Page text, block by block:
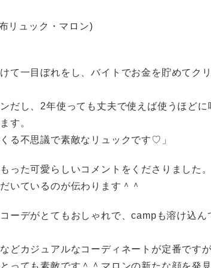
リュック・マロン)
て一目ぼれをし、バイトでお金を貯めてク
だし、2年使っても丈夫で使えば使うほどに
す。
る不思議で素敵なリュックです♡」
った可愛らしいコメントをくださりました。
いているのが伝わります＾＾
ーデがとてもおしゃれで、campも溶け込ん
どカジュアルなコーディネートが定番です